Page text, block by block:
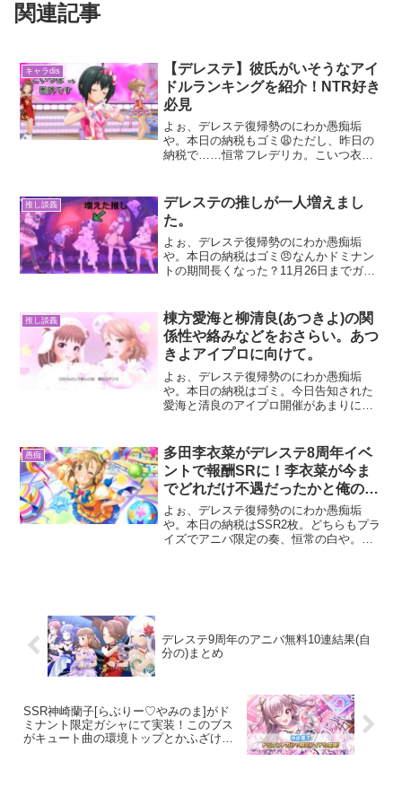
関連記事
キャラdis
【デレステ】彼氏がいそうなアイ
ドルランキングを紹介！NTR好き
必見
よぉ、デレステ復帰勢のにわか愚痴垢
や。本日の納税もゴミ😩ただし、昨日の
納税で……恒常フレデリカ。こいつ衣装
で全衣装で見比べても上位に入るレベル
の衣装やと思っとる。フレ自...
推し談義
デレステの推しが一人増えまし
た。
よぉ、デレステ復帰勢のにわか愚痴垢
や。本日の納税はゴミ😠なんかドミナン
トの期間長くなった？11月26日までガチ
は攻略でも衣装紹介でもなんでもないた
だの雑記やけど、俺の推...
推し談義
棟方愛海と柳清良(あつきよ)の関
係性や絡みなどをおさらい。あつ
きよアイプロに向けて。
よぉ、デレステ復帰勢のにわか愚痴垢
や。本日の納税はゴミ。今日告知された
愛海と清良のアイプロ開催があまりにも
ル志希。このゴミ衣装がよ😡しかも俺が
キュートノワールで...
愚痴
多田李衣菜がデレステ8周年イベ
ントで報酬SRに！李衣菜が今ま
でどれだけ不遇だったかと俺の気
持ちを語るで
よぉ、デレステ復帰勢のにわか愚痴垢
や。本日の納税はSSR2枚。どちらもプラ
イズでアニバ限定の奏、恒常の白や。も
デレステ9周年のアニバ無料10連結果(自
分の)まとめ
SSR神崎蘭子[らぶりー♡やみのま]がド
ミナント限定ガシャにて実装！このブス
がキュート曲の環境トップとかふざけん